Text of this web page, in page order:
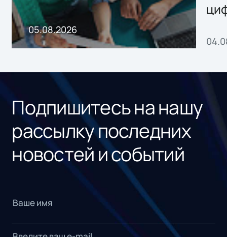
05.08.2026
Подпишитесь на нашу
рассылку последних
новостей и событий